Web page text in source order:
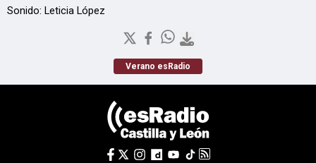
Sonido: Leticia López
Verano esRadio